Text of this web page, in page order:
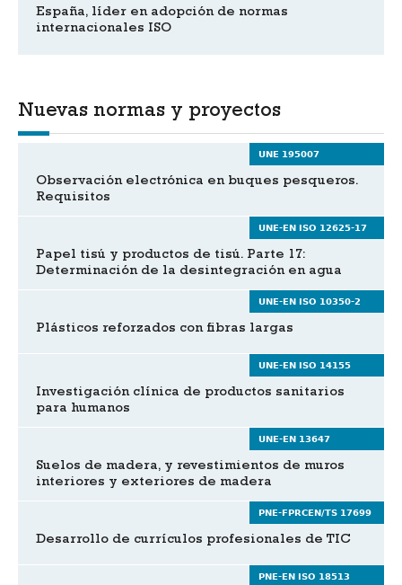
España, líder en adopción de normas
internacionales ISO
Nuevas normas y proyectos
UNE 195007
Observación electrónica en buques pesqueros.
Requisitos
UNE-EN ISO 12625-17
Papel tisú y productos de tisú. Parte 17:
Determinación de la desintegración en agua
UNE-EN ISO 10350-2
Plásticos reforzados con fibras largas
UNE-EN ISO 14155
Investigación clínica de productos sanitarios
para humanos
UNE-EN 13647
Suelos de madera, y revestimientos de muros
interiores y exteriores de madera
PNE-FPRCEN/TS 17699
Desarrollo de currículos profesionales de TIC
PNE-EN ISO 18513